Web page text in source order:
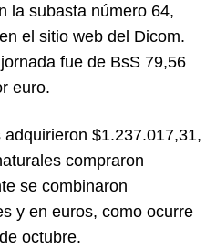
la subasta número 64,
el sitio web del Dicom.
fue de BsS 79,56
euro.
$1.237.017,31,
compraron
se combinaron
y en euros, como ocurre
octubre.